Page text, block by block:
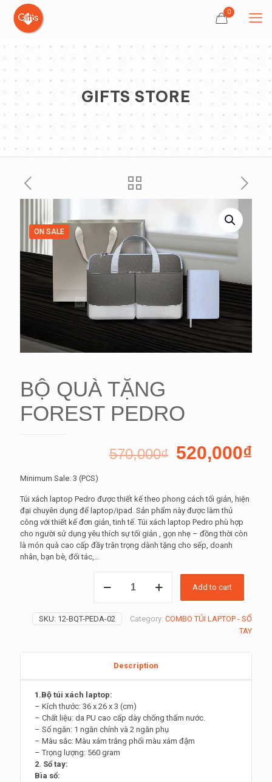
0
GIFTS STORE
ON SALE
BỘ QUÀ TẶNG
FOREST PEDRO
570,000₫ 520,000₫
Minimum Sale: 3 (PCS)
Túi xách laptop Pedro được thiết kế theo phong cách tối giản, hiện
đại chuyên dụng để laptop/ipad. Sản phẩm này được làm thủ
công với thiết kế đơn giản, tinh tế. Túi xách laptop Pedro phù hợp
cho người sử dụng yêu thích sự tối giản , gọn nhẹ – đồng thời còn
là món quà cao cấp đầy trân trọng dành tặng cho sếp, doanh
nhân, bạn bè, đối tác,…
QUÀ
FOREST
PEDRO
Add to cart
SKU: 12-BQT-PEDA-02 Category: COMBO TÚI LAPTOP - SỔ
TAY
Description
1.Bộ túi xách laptop:
– Kích thước: 36 x 26 x 3 (cm)
– Chất liệu: da PU cao cấp dày chống thấm nước.
– Số ngăn: 1 ngăn chính và 2 ngăn phụ
– Màu sắc: Màu xám trắng phối màu xám đậm
– Trọng lượng: 560 gram
2. Sổ tay:
Bìa sổ: